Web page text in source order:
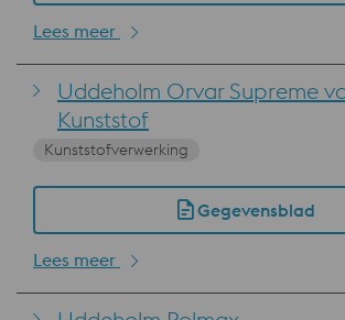
Lees meer
Uddeholm Orvar Supreme
Kunststof
Kunststofverwerking
Gegevensblad
Lees meer